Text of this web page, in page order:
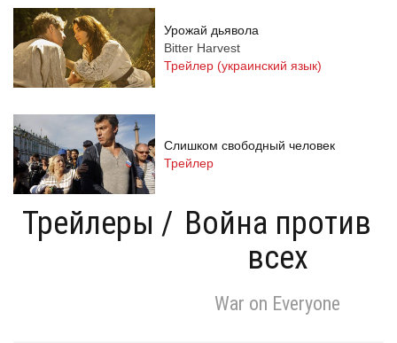
Трейлеры / Война против
всех
War on Everyone
Урожай дьявола
Bitter Harvest
Трейлер (украинский язык)
Слишком свободный человек
Трейлер
Одноклассницы: Новый поворот